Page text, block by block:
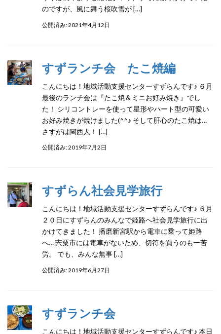
のですが、風に舞う桜吹雪が […]
公開済み: 2021年4月12日
すずランチ会 たこ焼編
こんにちは！地域活動支援センターすずらんです♪ ６月
最後のランチ会は『たこ焼＆ミニお好み焼き』でし
た！ シリコントレーを使って星形やハート型の可愛い
お好み焼きが焼けました(^^♪ そして肝心のたこ焼は…
さすがは関西人！ […]
公開済み: 2019年7月2日
すずらん社会見学旅行
こんにちは！地域活動支援センターすずらんです♪ ６月
２０日にすずらんのみんなで姫路へ社会見学旅行に出
かけてきました！ 播磨新宮駅から電車に乗って姫路
へ… 宍粟市には電車がないため、切符を買うのも一苦
労。 でも、みんな無事 […]
公開済み: 2019年6月27日
すずランチ会
こんにちは！地域活動支援センターすずらんです♪ 本日